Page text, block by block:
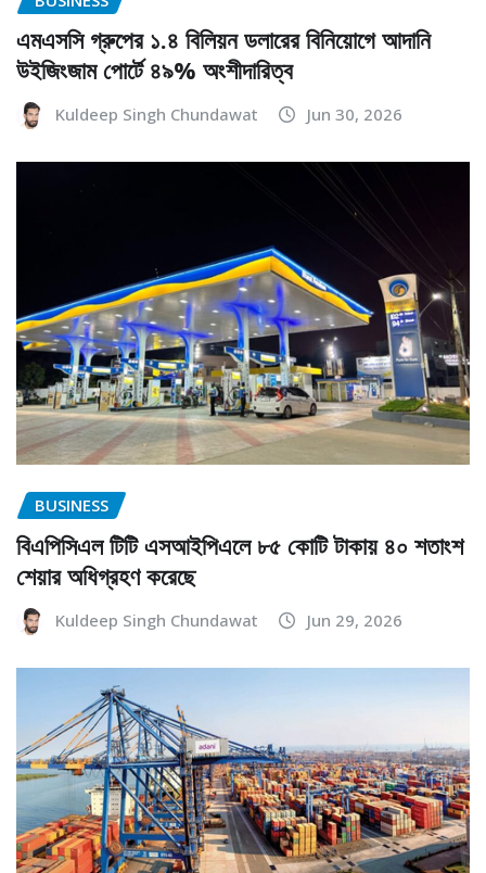
এমএসসি গ্রুপের ১.৪ বিলিয়ন ডলারের বিনিয়োগে আদানি
উইজিংজাম পোর্টে ৪৯% অংশীদারিত্ব
Kuldeep Singh Chundawat Jun 30, 2026
BUSINESS
বিএপিসিএল টিটি এসআইপিএলে ৮৫ কোটি টাকায় ৪০ শতাংশ
শেয়ার অধিগ্রহণ করেছে
Kuldeep Singh Chundawat Jun 29, 2026